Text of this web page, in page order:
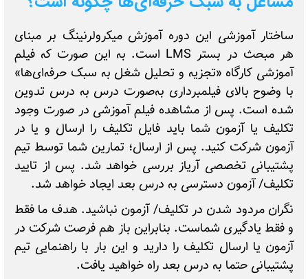
ساختار آموزشی این دوره آموزش میکرولرنینگ بر مبنای
هر مبحث در بستر LMS است. به این صورت که فیلم
آموزشی کارگاه «تجزیه و تحلیل شغل به سبک حرفه‌ای‌ها»
با وضوح بالای فیلمبرداری به‌صورت درس به درس تدوین
شده است. پس از مشاهده فیلم آموزشی در صورت وجود
تکلیف یا آزمون شما باید فایل تکلیف را ارسال و یا در
آزمون شرکت کنید. پس از ارسال؛ تمارین شما توسط تیم
پشتیبانی تخصصی آریاز بررسی خواهد شد. پس از تایید
تکلیف/ آزمون دسترسی به درس بعد ایجاد خواهد شد.
نگران مردود شدن در تکلیف/ آزمون نباشید. هدف ما فقط
و فقط یادگیری شماست. بنابراین باز هم فرصت شرکت در
آزمون یا ارسال تکلیف را دارید و این بار با راهنمایی تیم
پشتیبانی حتما به درس بعد راه خواهید یافت.